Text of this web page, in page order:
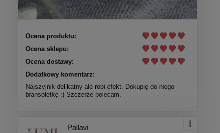
Ocena produktu:
Ocena sklepu:
Ocena dostawy:
Dodatkowy komentarz:
Najszyjnik delikatny ale robi efekt. Dokupię do niego
bransoletkę :) Szczerze polecam.
Pallavi